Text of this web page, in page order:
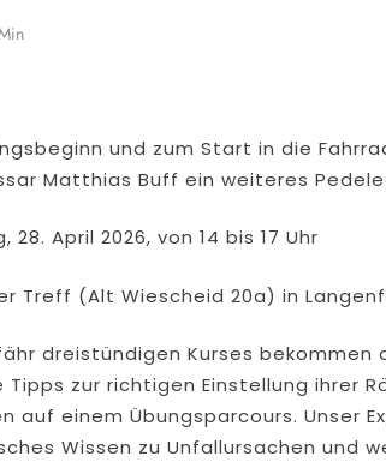
und zum Start in die
Matthias Buff ein weiteres
28. April 2026, von 14 bis 17 Uhr
Treff (Alt Wiescheid 20a) in
dreistündigen Kurses bekommen
zur richtigen Einstellung ihrer
auf einem Übungsparcours. Unser
Wissen zu Unfallursachen und